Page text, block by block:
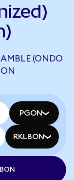
(ONDO
PGON
RKLBON